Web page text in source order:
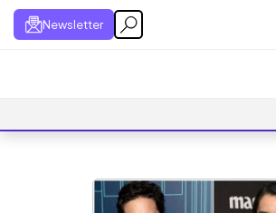
Newsletter